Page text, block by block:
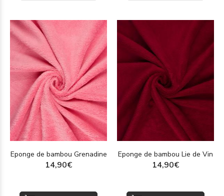
Eponge de bambou Grenadine
14,90€
Eponge de bambou Lie de Vin
14,90€